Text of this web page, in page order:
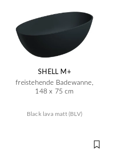
SHELL M+
freistehende Badewanne,
148 x 75 cm
Black lava matt (BLV)